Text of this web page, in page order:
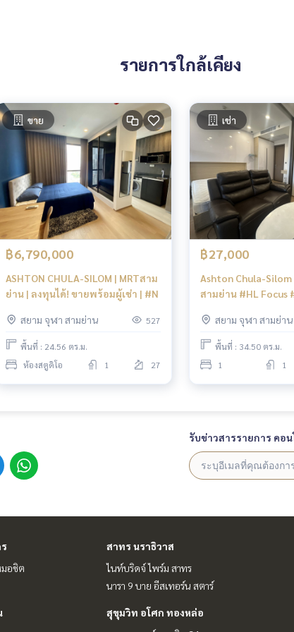
รายการใกล้เคียง
ขาย
฿6,790,000
ASHTON CHULA-SILOM | MRTสาม
ย่าน | ลงทุนได้! ขายพร้อมผู้เช่า | #N
สยาม จุฬา สามย่าน 527
พื้นที่ : 24.56 ตร.ม.
ห้องสตูดิโอ
1 27
เช่า
฿27,000
Ashton Chula-Silom
สามย่าน #HL Focus
สยาม จุฬา สามย่าน
พื้นที่ : 34.50 ตร.ม.
1
1
รับข่าวสารรายการ คอ
มอชิต
สาทร นราธิวาส
ไนท์บริดจ์ ไพร์ม สาทร
นารา 9 บาย อีสเทอร์น สตาร์
สุขุมวิท อโศก ทองหล่อ